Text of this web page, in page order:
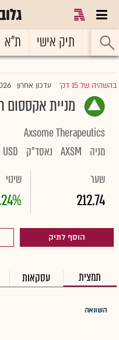
ראשי תיק אישי ת"א
בהשהיה של 15 דק' |עדכון אחרון
מניית אקססום
Axsome Therapeutics
מניה
AXSM נאסד"ק USD
שער
212.74
שינוי
הוסף לתיק
תמצית עסקאות
השוואה